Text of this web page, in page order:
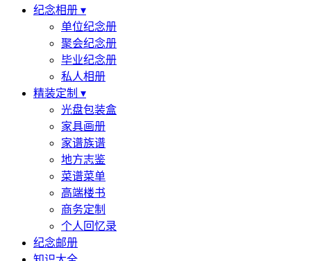
纪念相册 ▾
单位纪念册
聚会纪念册
毕业纪念册
私人相册
精装定制 ▾
光盘包装盒
家具画册
家谱族谱
地方志鉴
菜谱菜单
高端楼书
商务定制
个人回忆录
纪念邮册